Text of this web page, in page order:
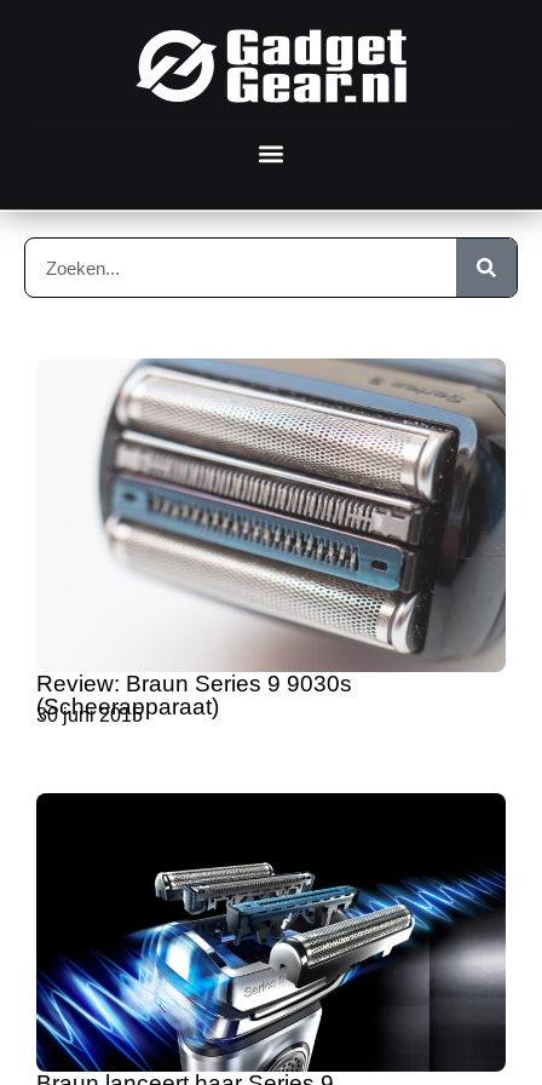
Review: Braun Series 9 9030s
(Scheerapparaat)
30 juni 2015